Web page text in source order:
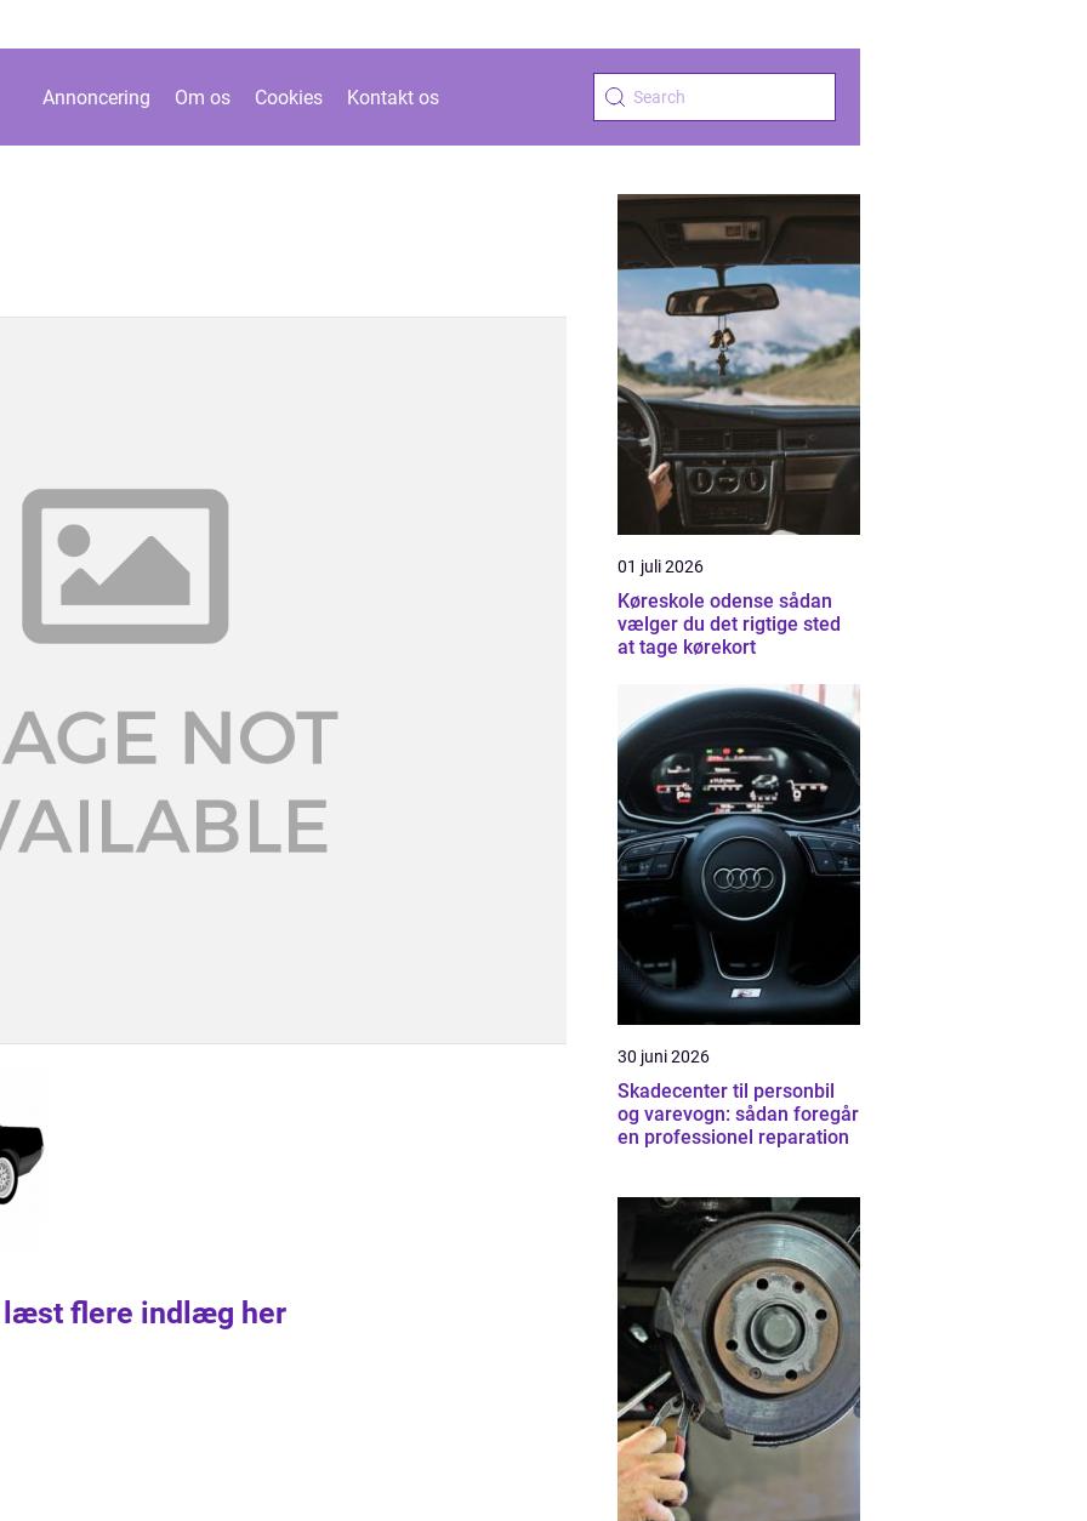
Annoncering Om os Cookies Kontakt os
læst flere indlæg her
01 juli 2026
Køreskole odense sådan
vælger du det rigtige sted
at tage kørekort
30 juni 2026
Skadecenter til personbil
og varevogn: sådan foregår
en professionel reparation